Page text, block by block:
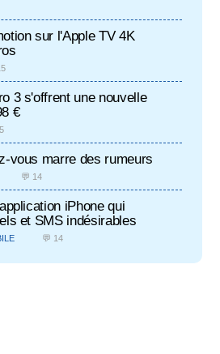
sur l'Apple TV 4K
3 s'offrent une nouvelle
€
vous marre des rumeurs
💬 14
iPhone qui
et SMS indésirables
💬 14